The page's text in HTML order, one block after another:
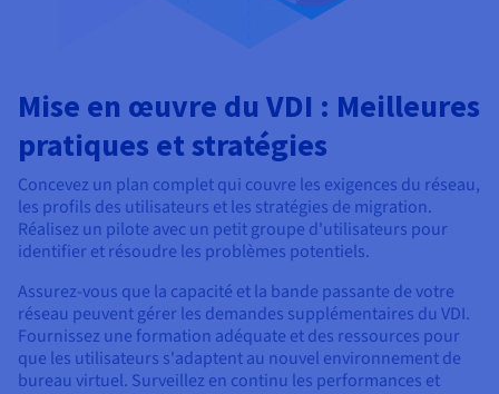
Mise en œuvre du VDI : Meilleures
pratiques et stratégies
Concevez un plan complet qui couvre les exigences du réseau,
les profils des utilisateurs et les stratégies de migration.
Réalisez un pilote avec un petit groupe d'utilisateurs pour
identifier et résoudre les problèmes potentiels.
Assurez-vous que la capacité et la bande passante de votre
réseau peuvent gérer les demandes supplémentaires du VDI.
Fournissez une formation adéquate et des ressources pour
que les utilisateurs s'adaptent au nouvel environnement de
bureau virtuel. Surveillez en continu les performances et